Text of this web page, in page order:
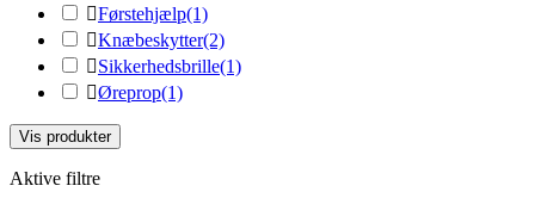
Førstehjælp(1)
Knæbeskytter(2)
Sikkerhedsbrille(1)
Øreprop(1)
Vis produkter
Aktive filtre